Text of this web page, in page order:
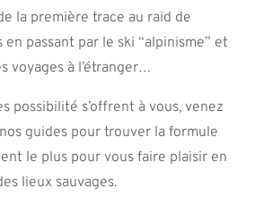
la première trace au raid de
en passant par le ski “alpinisme” et
voyages à l’étranger…
possibilité s’offrent à vous, venez
guides pour trouver la formule
le plus pour vous faire plaisir en
lieux sauvages.